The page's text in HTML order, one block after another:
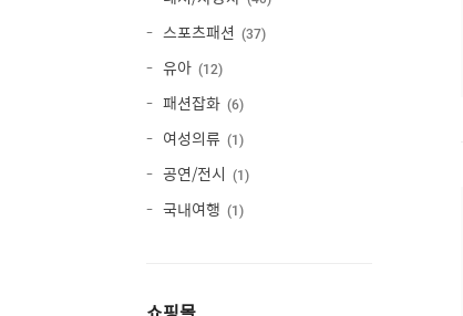
스포츠패션 37
유아 12
패션잡화 6
여성의류 1
공연/전시 1
국내여행 1